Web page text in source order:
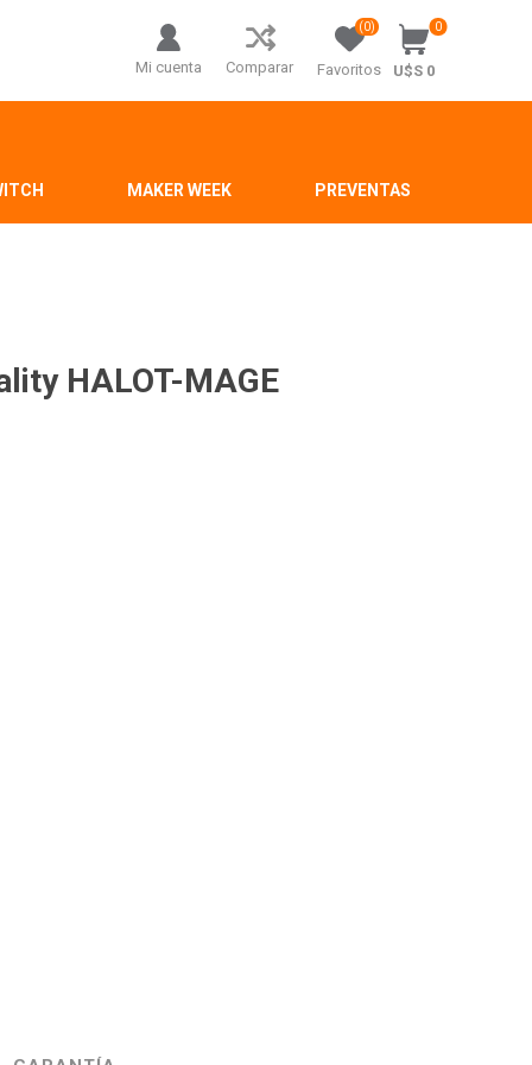
Mi cuenta Comparar Favoritos
(0) 0
U$S 0
MAKER WEEK PREVENTAS
HALOT-MAGE